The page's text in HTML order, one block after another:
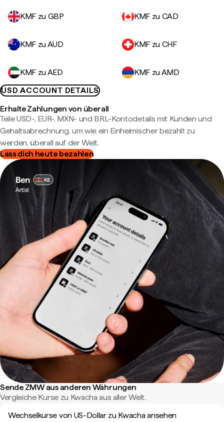
KMF zu GBP KMF zu CAD
KMF zu AUD KMF zu CHF
KMF zu AED
KMF zu AMD
USD ACCOUNT DETAILS
Erhalte Zahlungen von überall
Teile USD-, EUR-, MXN- und BRL-Kontodetails mit Kunden und
Gehaltsabrechnung, um wie ein Einheimischer bezahlt zu
werden, überall auf der Welt.
Lass dich heute bezahlen
Sende ZMW aus anderen Währungen
Vergleiche Kurse zu Kwacha aus aller Welt.
Wechselkurse von US-Dollar zu Kwacha ansehen